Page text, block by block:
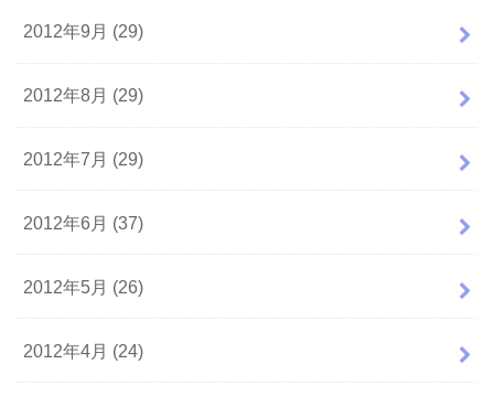
2012年9月 (29)
2012年8月 (29)
2012年7月 (29)
2012年6月 (37)
2012年5月 (26)
2012年4月 (24)